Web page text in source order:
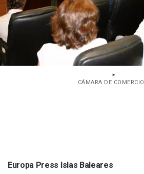
CÁMARA DE COMERCIO
Europa Press Islas Baleares